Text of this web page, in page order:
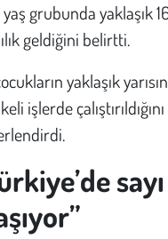
grubunda yaklaşık
geldiğini belirtti.
yaklaşık
işlerde